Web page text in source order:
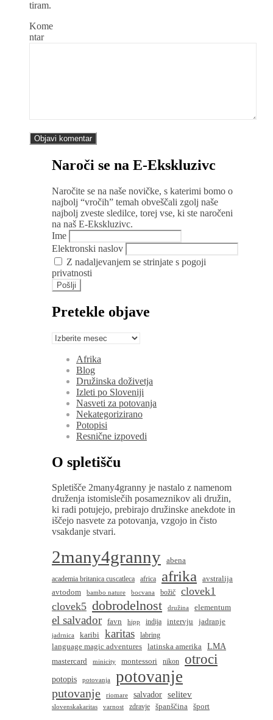
tiram.
Kome
ntar
Naroči se na E-Ekskluzivc
Naročite se na naše novičke, s katerimi bomo o
najbolj “vročih” temah obveščali zgolj naše
najbolj zveste sledilce, torej vse, ki ste naročeni
na naš E-Ekskluzivc.
Ime
Elektronski naslov
Z nadaljevanjem se strinjate s pogoji
privatnosti
Pretekle objave
Pretekle
Afrika
Blog
Družinska doživetja
Izleti po Sloveniji
Nasveti za potovanja
Nekategorizirano
Potopisi
Resnične izpovedi
O spletišču
Spletišče 2many4granny je nastalo z namenom
druženja istomislečih posameznikov ali družin,
ki radi potujejo, prebirajo družinske anekdote in
iščejo nasvete za potovanja, vzgojo in čisto
vsakdanje stvari.
2many4granny abena
academia britanica cuscatleca africa afrika
avstralija
avtodom
bambo nature bocvana božič
clovek1
clovek5 dobrodelnost družina elementum
el salvador favn hipp indija intervju jadranje
jadrnica karibi karitas labring
language magic adventures latinska amerika LMA
mastercard minicity montessori nikon otroci
potopis potovanja potovanje
putovanje riomare salvador selitev
slovenskakaritas varnost zdravje španščina šport